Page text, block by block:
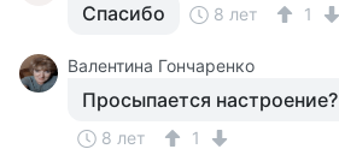
Спасибо 8 лет 1
Валентина Гончаренко
Просыпается настроение?
8 лет 1